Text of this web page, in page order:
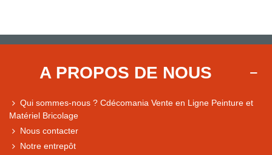
A PROPOS DE NOUS
Qui sommes-nous ? Cdécomania Vente en Ligne Peinture et
Matériel Bricolage
Nous contacter
Notre entrepôt